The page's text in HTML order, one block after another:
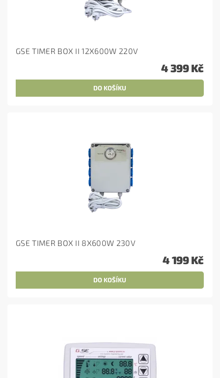
GSE TIMER BOX II 12X600W 220V
4 399 Kč
GSE TIMER BOX II 8X600W 230V
4 199 Kč